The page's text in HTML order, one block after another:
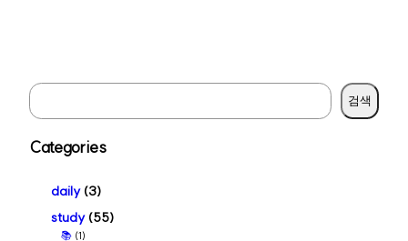
S
e
a
검색
Categories
daily(3)
study(55)
📚 (1)